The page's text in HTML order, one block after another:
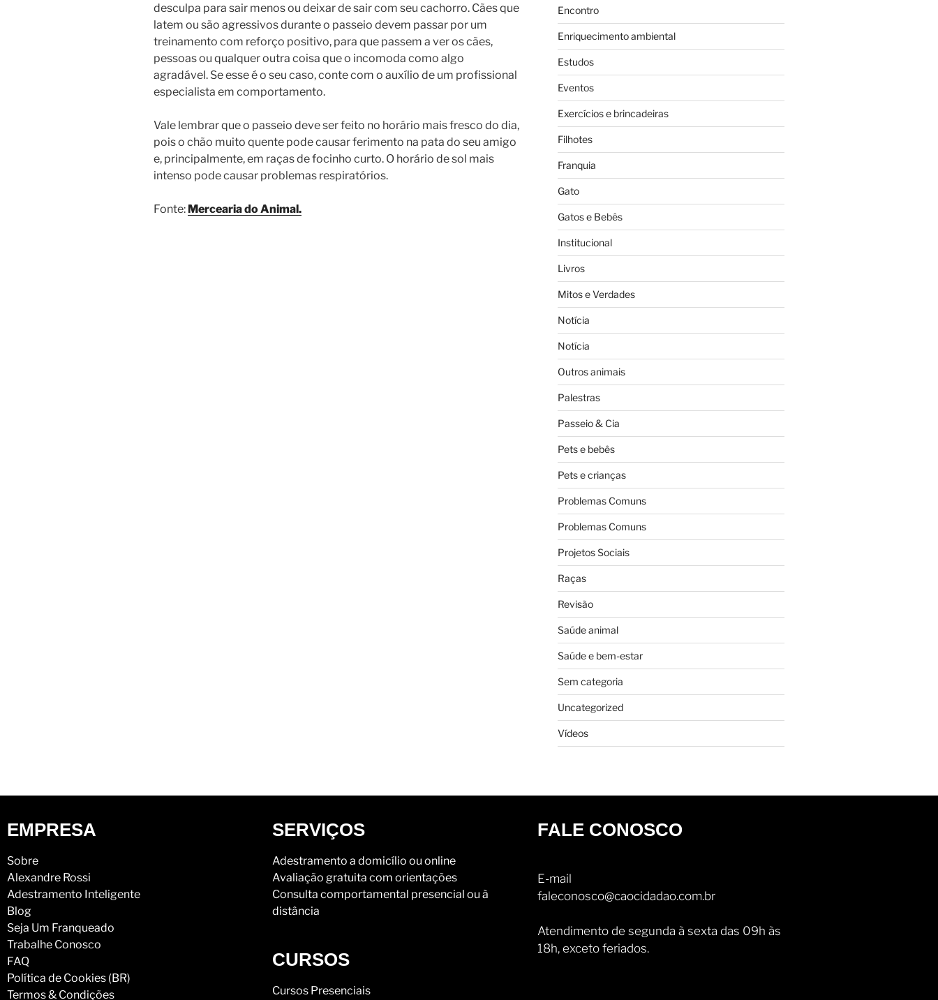
desculpa para sair menos ou deixar de sair com seu cachorro. Cães que
latem ou são agressivos durante o passeio devem passar por um
treinamento com reforço positivo, para que passem a ver os cães,
pessoas ou qualquer outra coisa que o incomoda como algo
agradável. Se esse é o seu caso, conte com o auxílio de um profissional
especialista em comportamento.
Vale lembrar que o passeio deve ser feito no horário mais fresco do dia,
pois o chão muito quente pode causar ferimento na pata do seu amigo
e, principalmente, em raças de focinho curto. O horário de sol mais
intenso pode causar problemas respiratórios.
Fonte: Mercearia do Animal.
Encontro
Enriquecimento ambiental
Estudos
Eventos
Exercícios e brincadeiras
Filhotes
Franquia
Gato
Gatos e Bebês
Institucional
Livros
Mitos e Verdades
Notícia
Notícia
Outros animais
Palestras
Passeio & Cia
Pets e bebês
Pets e crianças
Problemas Comuns
Problemas Comuns
Projetos Sociais
Raças
Revisão
Saúde animal
Saúde e bem-estar
Sem categoria
Uncategorized
Vídeos
EMPRESA
Sobre
Alexandre Rossi
Adestramento Inteligente
Blog
Seja Um Franqueado
Trabalhe Conosco
FAQ
Política de Cookies (BR)
Termos & Condições
SERVIÇOS
Adestramento a domicílio ou online
Avaliação gratuita com orientações
Consulta comportamental presencial ou à
distância
CURSOS
Cursos Presenciais
FALE CONOSCO
E-mail
faleconosco@caocidadao.com.br
Atendimento de segunda à sexta das 09h às
18h, exceto feriados.